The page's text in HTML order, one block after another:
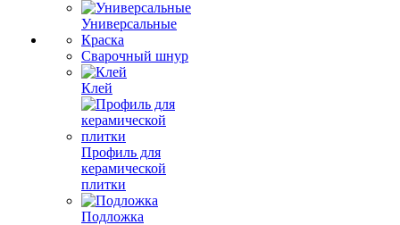
Универсальные
Краска
Сварочный шнур
Клей
Профиль для
керамической
плитки
Подложка